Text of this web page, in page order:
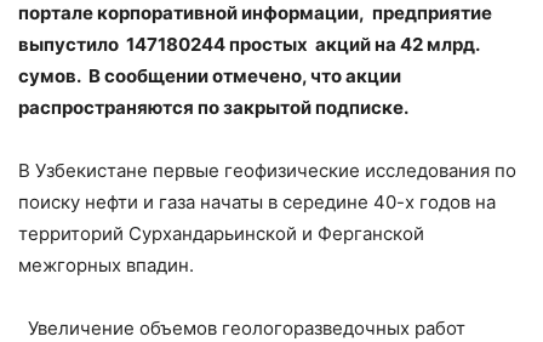
портале корпоративной информации, предприятие
выпустило 147180244 простых акций на 42 млрд.
сумов. В сообщении отмечено, что акции
распространяются по закрытой подписке.
В Узбекистане первые геофизические исследования по
поиску нефти и газа начаты в середине 40-х годов на
территорий Сурхандарьинской и Ферганской
межгорных впадин.
Увеличение объемов геологоразведочных работ